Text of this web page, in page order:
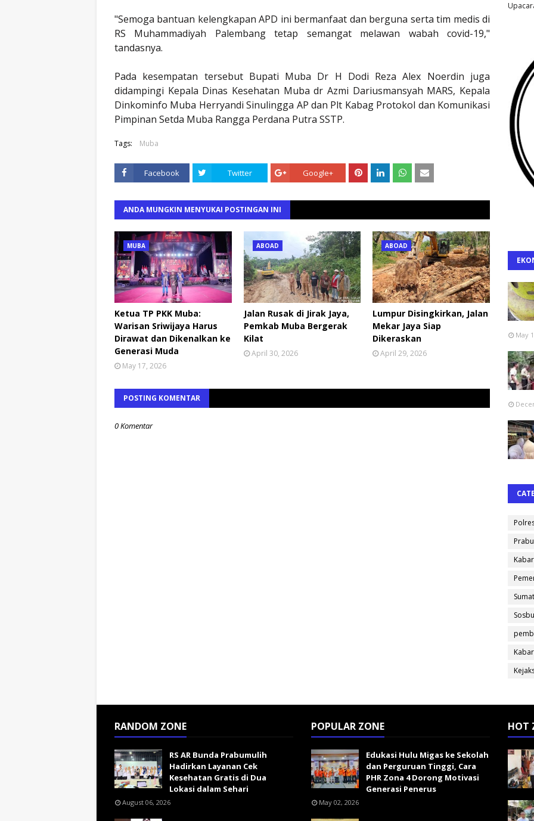
"Semoga bantuan kelengkapan APD ini bermanfaat dan berguna serta tim medis di
RS Muhammadiyah Palembang tetap semangat melawan wabah covid-19,"
tandasnya.
Pada kesempatan tersebut Bupati Muba Dr H Dodi Reza Alex Noerdin juga
didampingi Kepala Dinas Kesehatan Muba dr Azmi Dariusmansyah MARS, Kepala
Dinkominfo Muba Herryandi Sinulingga AP dan Plt Kabag Protokol dan Komunikasi
Pimpinan Setda Muba Rangga Perdana Putra SSTP.
Tags: Muba
Facebook Twitter Google+
ANDA MUNGKIN MENYUKAI POSTINGAN INI
MUBA
Ketua TP PKK Muba:
Warisan Sriwijaya Harus
Dirawat dan Dikenalkan ke
Generasi Muda
May 17, 2026
ABOAD
Jalan Rusak di Jirak Jaya,
Pemkab Muba Bergerak
Kilat
April 30, 2026
ABOAD
Lumpur Disingkirkan, Jalan
Mekar Jaya Siap
Dikeraskan
April 29, 2026
POSTING KOMENTAR
0 Komentar
May
RANDOM ZONE
RS AR Bunda Prabumulih
Hadirkan Layanan Cek
Kesehatan Gratis di Dua
Lokasi dalam Sehari
August 06, 2026
POPULAR ZONE
Edukasi Hulu Migas ke Sekolah
dan Perguruan Tinggi, Cara
PHR Zona 4 Dorong Motivasi
Generasi Penerus
May 02, 2026
HOT